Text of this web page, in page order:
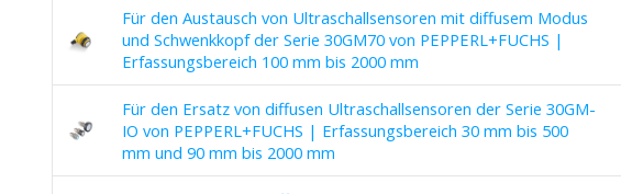
Für den Austausch von Ultraschallsensoren mit diffusem Modus
und Schwenkkopf der Serie 30GM70 von PEPPERL+FUCHS |
Erfassungsbereich 100 mm bis 2000 mm
Für den Ersatz von diffusen Ultraschallsensoren der Serie 30GM-
IO von PEPPERL+FUCHS | Erfassungsbereich 30 mm bis 500
mm und 90 mm bis 2000 mm